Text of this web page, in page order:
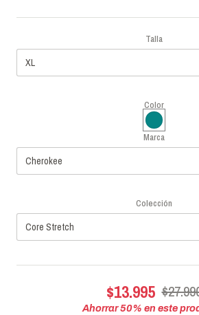
Talla
Color
Marca
Colección
$13.995
Ahorrar50% en este